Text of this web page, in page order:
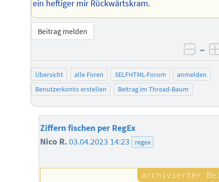
ein heftiger mir Rückwärtskram.
Beitrag melden
–
Übersicht alle Foren SELFHTML-Forum
anmelden
Benutzerkonto erstellen
Beitrag im Thread-Baum
Ziffern fischen per RegEx
Nico R.03.04.2023 14:23 regex